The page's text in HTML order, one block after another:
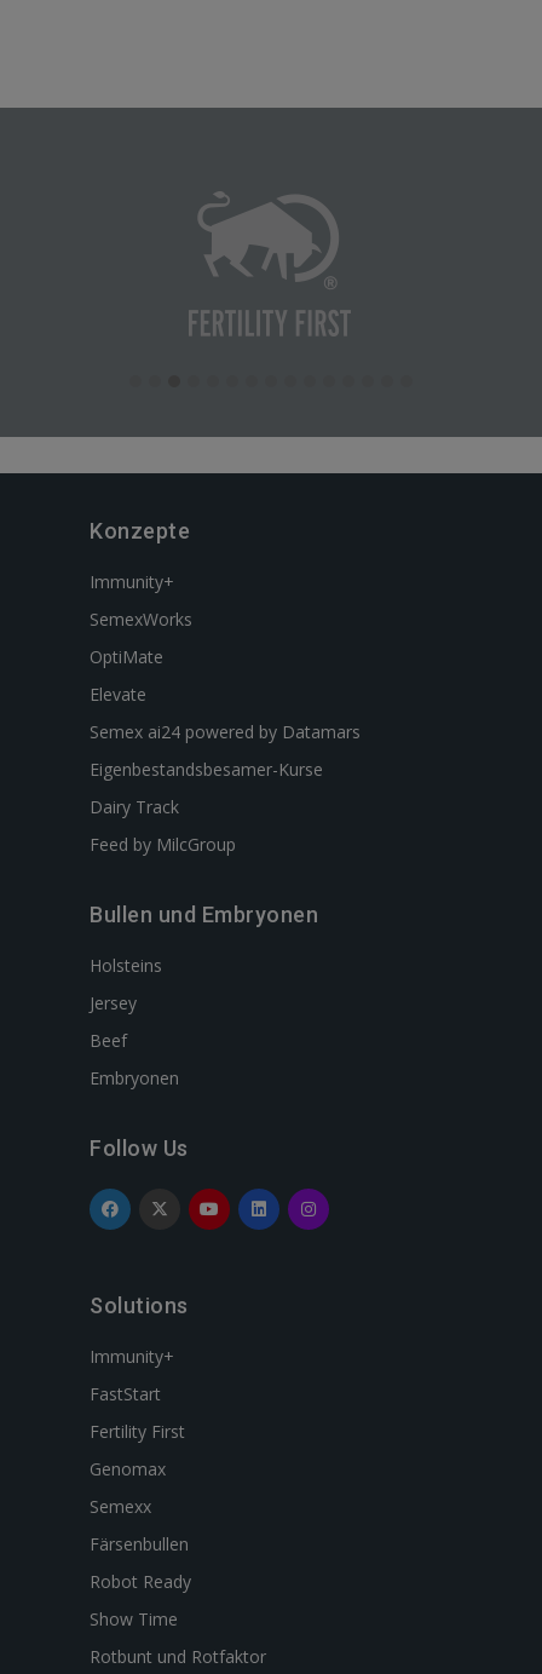
Konzepte
Immunity+
SemexWorks
OptiMate
Elevate
Semex ai24 powered by Datamars
Eigenbestandsbesamer-Kurse
Dairy Track
Feed by MilcGroup
Bullen und Embryonen
Holsteins
Jersey
Beef
Embryonen
Follow Us
Solutions
Immunity+
FastStart
Fertility First
Genomax
Semexx
Färsenbullen
Robot Ready
Show Time
Rotbunt und Rotfaktor